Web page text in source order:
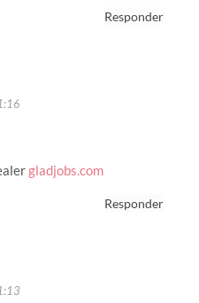
Responder
gladjobs.com
Responder